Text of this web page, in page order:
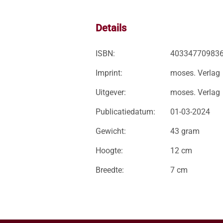
Details
ISBN:
Imprint: moses. Verlag
Uitgever: moses. Verlag
Publicatiedatum: 01-03-2024
Gewicht: 43 gram
Hoogte: 12 cm
Breedte: 7 cm